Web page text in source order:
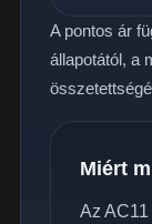
A pontos ár
állapotától, a
Miért
Az AC11